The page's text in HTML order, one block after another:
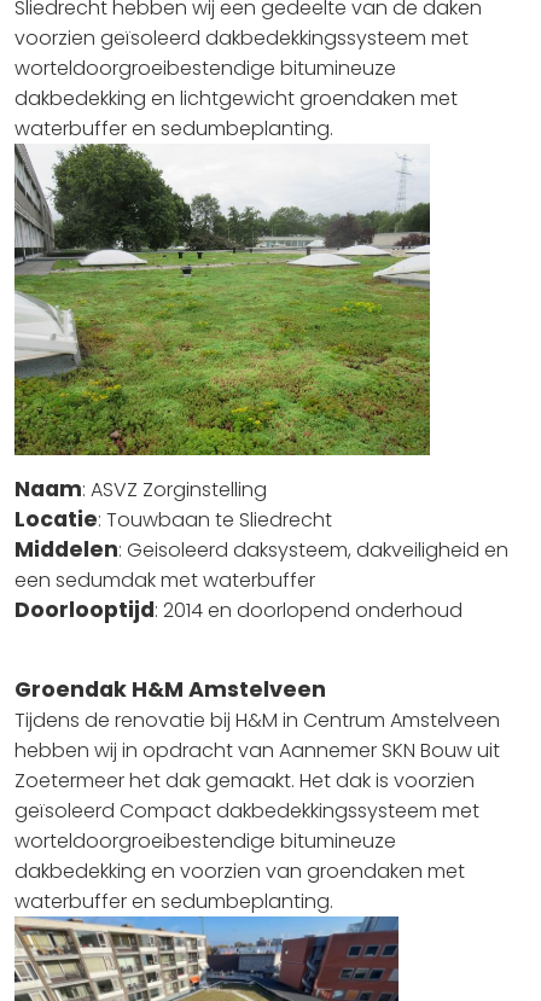
Sliedrecht hebben wij een gedeelte van de daken
voorzien geïsoleerd dakbedekkingssysteem met
worteldoorgroeibestendige bitumineuze
dakbedekking en lichtgewicht groendaken met
waterbuffer en sedumbeplanting.
Naam: ASVZ Zorginstelling
Locatie: Touwbaan te Sliedrecht
Middelen: Geisoleerd daksysteem, dakveiligheid en
een sedumdak met waterbuffer
Doorlooptijd: 2014 en doorlopend onderhoud
Groendak H&M Amstelveen
Tijdens de renovatie bij H&M in Centrum Amstelveen
hebben wij in opdracht van Aannemer SKN Bouw uit
Zoetermeer het dak gemaakt. Het dak is voorzien
geïsoleerd Compact dakbedekkingssysteem met
worteldoorgroeibestendige bitumineuze
dakbedekking en voorzien van groendaken met
waterbuffer en sedumbeplanting.